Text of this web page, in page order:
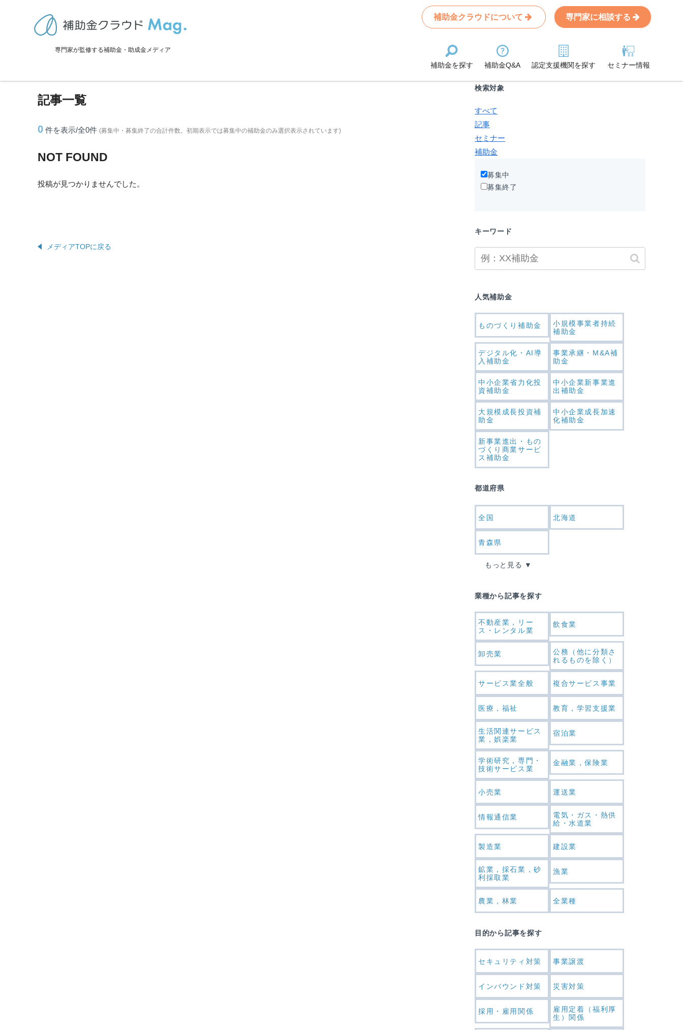
専門家が監修する補助金・助成金メディア
補助金クラウドについて 専門家に相談する
補助金を探す 補助金Q&A 認定支援機関を探す セミナー情報
>補助金・助成金詳細
茂木町に関連する記事
記事一覧
0 件を表示/全0件 (募集中・募集終了の合計件数。初期表示では募集中の補助金のみ選択表示されています)
NOT FOUND
投稿が見つかりませんでした。
メディアTOPに戻る
Search
条件から記事を探す
検索対象
すべて
記事
セミナー
補助金
募集中
募集終了
キーワード
人気補助金
ものづくり補助金
小規模事業者持続
補助金
デジタル化・AI導
入補助金
事業承継・M&A補
助金
中小企業省力化投
資補助金
中小企業新事業進
出補助金
大規模成長投資補
助金
中小企業成長加速
化補助金
新事業進出・もの
づくり商業サービ
ス補助金
都道府県
全国 北海道
青森県
もっと見る
業種から記事を探す
不動産業，リー
ス・レンタル業
飲食業
卸売業
公務（他に分類さ
れるものを除く）
サービス業全般 複合サービス事業
医療，福祉 教育，学習支援業
生活関連サービス
業，娯楽業
宿泊業
学術研究，専門・
技術サービス業
金融業，保険業
小売業 運送業
情報通信業
電気・ガス・熱供
給・水道業
製造業 建設業
鉱業，採石業，砂
利採取業
漁業
農業，林業 全業種
目的から記事を探す
セキュリティ対策 事業譲渡
インバウンド対策 災害対策
採用・雇用関係
雇用定着（福利厚
生）関係